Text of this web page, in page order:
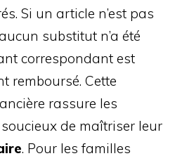
Si un article n’est pas
substitut n’a été
correspondant est
remboursé. Cette
rassure les
de maîtriser leur
. Pour les familles